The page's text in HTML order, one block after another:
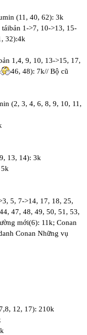
(11, 40, 62): 3k
1->7, 10->13, 15-
32):4k
1,4, 9, 10, 13->15, 17,
46, 48): 7k// Bộ cũ
(2, 3, 4, 6, 8, 9, 10, 11,
13, 14): 3k
5, 7->14, 17, 18, 25,
47, 48, 49, 50, 51, 53,
mới(6): 11k; Conan
Conan Những vụ
12, 17): 210k